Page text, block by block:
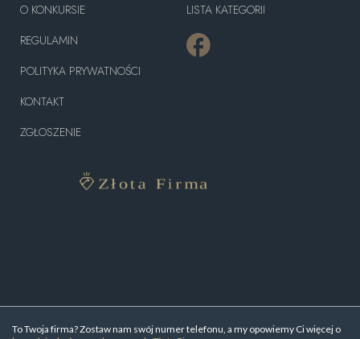
To Twoja firma? Zostaw nam swój numer telefonu, a my opowiemy Ci więcej o
O KONKURSIE
REGULAMIN
POLITYKA PRYWATNOŚCI
KONTAKT
ZGŁOSZENIE
LISTA KATEGORII